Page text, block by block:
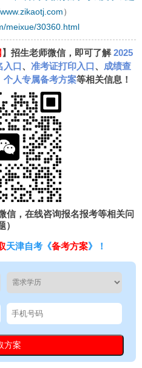
）
meixue/30360.html
】招生老师微信，即可了解2025
入口、 准考证打印入口、 成绩查
个人专属备考方案等相关信息！
信，在线咨询报名报考等相关问
）
天津自考《备考方案》！